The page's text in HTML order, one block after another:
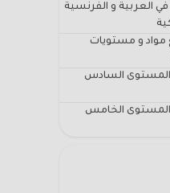
في العربية و الفرنسية
مواد و مستويات
المستوى السادس
المستوى الخامس